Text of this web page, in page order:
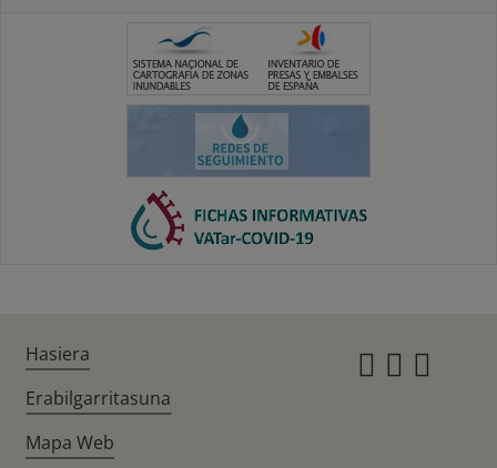
Hasiera
Erabilgarritasuna
Mapa Web